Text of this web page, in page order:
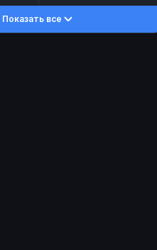
Показать все